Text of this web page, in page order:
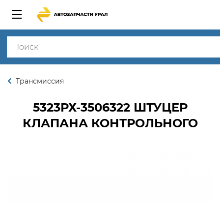
Трансмиссия
5323РХ-3506322ШТУЦЕР
КЛАПАНА КОНТРОЛЬНОГО